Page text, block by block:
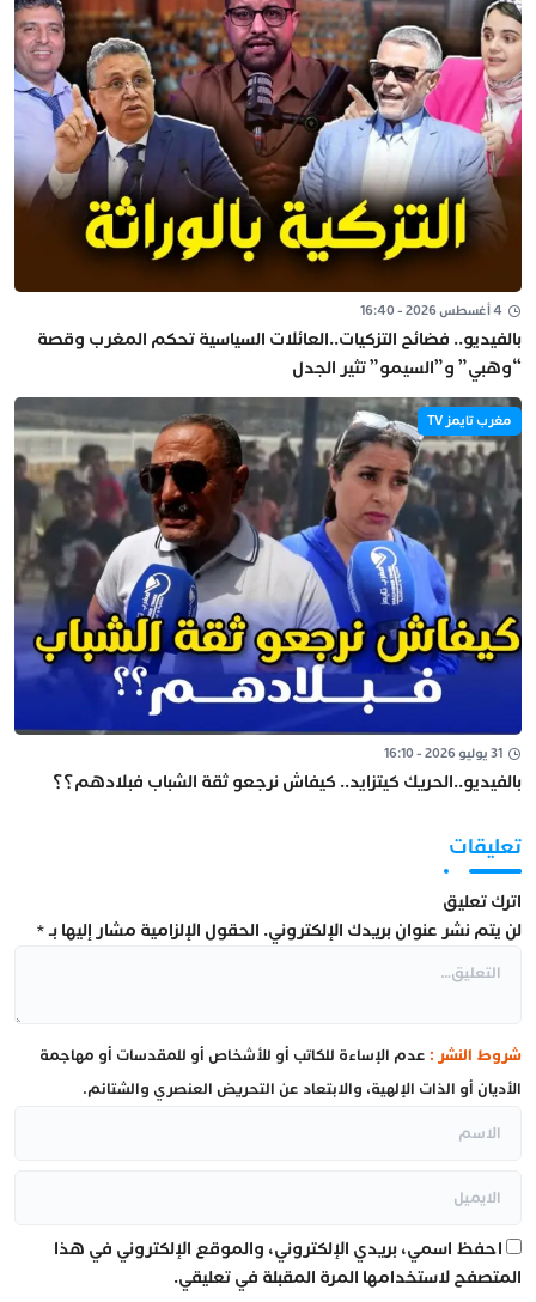
4 أغسطس 2026 - 16:40
بالفيديو.. فضائح التزكيات..العائلات السياسية تحكم المغرب وقصة
“وهبي” و”السيمو” تثير الجدل
مغرب تايمز TV
31 يوليو 2026 - 16:10
بالفيديو..الحريك كيتزايد.. كيفاش نرجعو ثقة الشباب فبلادهم؟؟
تعليقات
اترك تعليق
لن يتم نشر عنوان بريدك الإلكتروني. الحقول الإلزامية مشار إليها بـ*
شروط النشر : عدم الإساءة للكاتب أو للأشخاص أو للمقدسات أو مهاجمة
الأديان أو الذات الإلهية، والابتعاد عن التحريض العنصري والشتائم.
احفظ اسمي، بريدي الإلكتروني، والموقع الإلكتروني في هذا
المتصفح لاستخدامها المرة المقبلة في تعليقي.